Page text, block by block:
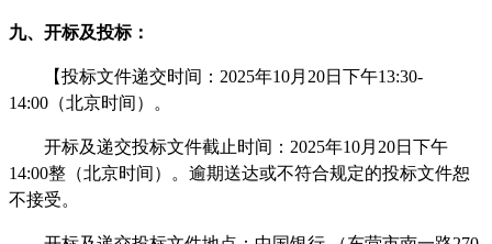
九、 开标及投标：
【投标文件递交时间： 2025年10月 20日 下午13:30-
14:00 （北京时间）。
开标及递交投标文件截止时间： 2025年10月 20日 下午
14:00整（北京时间）。逾期送达或不符合规定的投标文件恕
不接受。